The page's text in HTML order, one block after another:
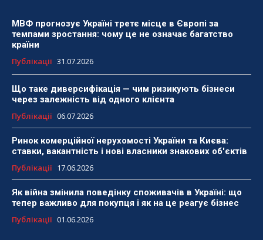
МВФ прогнозує Україні третє місце в Європі за
темпами зростання: чому це не означає багатство
країни
Публікації 31.07.2026
Що таке диверсифікація — чим ризикують бізнеси
через залежність від одного клієнта
Публікації 06.07.2026
Ринок комерційної нерухомості України та Києва:
ставки, вакантність і нові власники знакових об'єктів
Публікації 17.06.2026
Як війна змінила поведінку споживачів в Україні: що
тепер важливо для покупця і як на це реагує бізнес
Публікації 01.06.2026